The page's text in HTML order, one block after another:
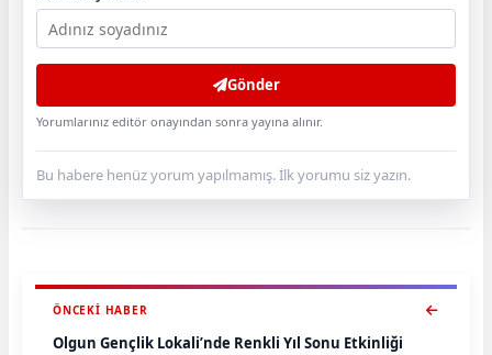
Gönder
Yorumlarınız editör onayından sonra yayına alınır.
Bu habere henüz yorum yapılmamış. İlk yorumu siz yazın.
ÖNCEKI HABER
Olgun Gençlik Lokali’nde Renkli Yıl Sonu Etkinliği